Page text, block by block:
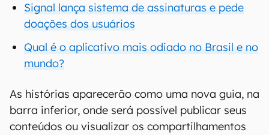
Signal lança sistema de assinaturas e pede
doações dos usuários
Qual é o aplicativo mais odiado no Brasil e no
mundo?
As histórias aparecerão como uma nova guia, na
barra inferior, onde será possível publicar seus
conteúdos ou visualizar os compartilhamentos